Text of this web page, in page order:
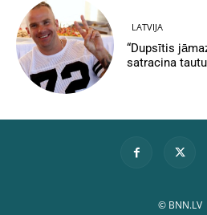
LATVIJA
“Dupsītis
satracina
© BNN.LV